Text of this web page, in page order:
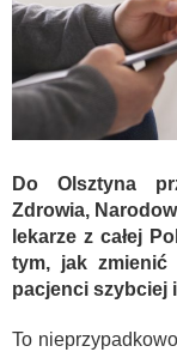
Do Olsztyna
Zdrowia,
lekarze z całej
tym, jak zmienić
pacjenci szybciej
To